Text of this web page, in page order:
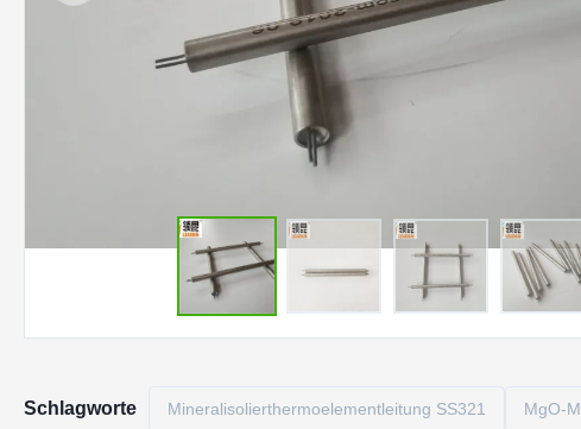
Schlagworte Mineralisolierthermoelementleitung SS321 MgO-